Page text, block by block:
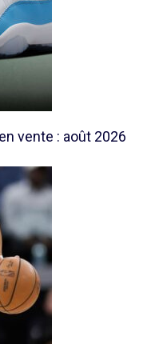
vente : août 2026